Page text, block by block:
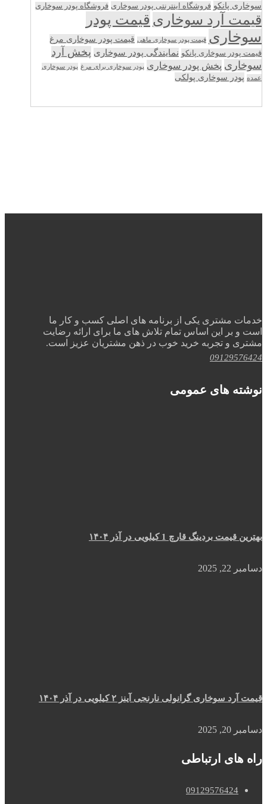
سوخاری پانکو فروشگاه اینترنتی پودر سوخاری فروشگاه پودر سوخاری
قیمت آرد سوخاری قیمت پودر
سوخاری قیمت پودر سوخاری ماهی قیمت پودر سوخاری مرغ
قیمت پودر سوخاری پانکو نمایندگی پودر سوخاری پخش آرد
سوخاری پخش پودر سوخاری پودر سوخاری برای مرغ پودر سوخاری
عمده پودر سوخاری پولکی
خدمات مشتری یکی از برنامه های اصلی کسب و کار ما
است و بر این اساس تمام تلاش های ما برای ارائه رضایت
مشتری و تجربه خرید خوب در ذهن مشتریان عزیز است.
09129576424
نوشته های عمومی
بهترین قیمت بردینگ قارچ 1 کیلویی در آذر ۱۴۰۴
دسامبر 22, 2025
قیمت آرد سوخاری گرانولی نارنجی آینز ۲ کیلویی در آذر ۱۴۰۴
دسامبر 20, 2025
راه های ارتباطی
09129576424